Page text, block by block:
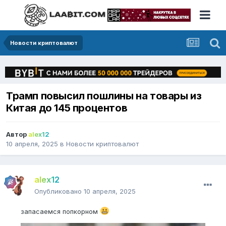
Новости криптовалют
Трамп повысил пошлины на товары из
Китая до 145 процентов
Автор alex12
10 апреля, 2025 в Новости криптовалют
alex12
Опубликовано 10 апреля, 2025
запасаемся попкорном